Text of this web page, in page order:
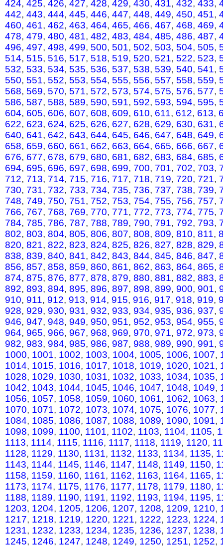
424, 425, 426, 427, 428, 429, 430, 431, 432, 433,
442, 443, 444, 445, 446, 447, 448, 449, 450, 451,
460, 461, 462, 463, 464, 465, 466, 467, 468, 469,
478, 479, 480, 481, 482, 483, 484, 485, 486, 487,
496, 497, 498, 499, 500, 501, 502, 503, 504, 505,
514, 515, 516, 517, 518, 519, 520, 521, 522, 523,
532, 533, 534, 535, 536, 537, 538, 539, 540, 541,
550, 551, 552, 553, 554, 555, 556, 557, 558, 559,
568, 569, 570, 571, 572, 573, 574, 575, 576, 577,
586, 587, 588, 589, 590, 591, 592, 593, 594, 595,
604, 605, 606, 607, 608, 609, 610, 611, 612, 613,
622, 623, 624, 625, 626, 627, 628, 629, 630, 631,
640, 641, 642, 643, 644, 645, 646, 647, 648, 649,
658, 659, 660, 661, 662, 663, 664, 665, 666, 667,
676, 677, 678, 679, 680, 681, 682, 683, 684, 685,
694, 695, 696, 697, 698, 699, 700, 701, 702, 703,
712, 713, 714, 715, 716, 717, 718, 719, 720, 721,
730, 731, 732, 733, 734, 735, 736, 737, 738, 739,
748, 749, 750, 751, 752, 753, 754, 755, 756, 757,
766, 767, 768, 769, 770, 771, 772, 773, 774, 775,
784, 785, 786, 787, 788, 789, 790, 791, 792, 793,
802, 803, 804, 805, 806, 807, 808, 809, 810, 811,
820, 821, 822, 823, 824, 825, 826, 827, 828, 829,
838, 839, 840, 841, 842, 843, 844, 845, 846, 847,
856, 857, 858, 859, 860, 861, 862, 863, 864, 865,
874, 875, 876, 877, 878, 879, 880, 881, 882, 883,
892, 893, 894, 895, 896, 897, 898, 899, 900, 901,
910, 911, 912, 913, 914, 915, 916, 917, 918, 919,
928, 929, 930, 931, 932, 933, 934, 935, 936, 937,
946, 947, 948, 949, 950, 951, 952, 953, 954, 955,
964, 965, 966, 967, 968, 969, 970, 971, 972, 973,
982, 983, 984, 985, 986, 987, 988, 989, 990, 991,
1000, 1001, 1002, 1003, 1004, 1005, 1006, 1007,
1014, 1015, 1016, 1017, 1018, 1019, 1020, 1021,
1028, 1029, 1030, 1031, 1032, 1033, 1034, 1035,
1042, 1043, 1044, 1045, 1046, 1047, 1048, 1049,
1056, 1057, 1058, 1059, 1060, 1061, 1062, 1063,
1070, 1071, 1072, 1073, 1074, 1075, 1076, 1077,
1084, 1085, 1086, 1087, 1088, 1089, 1090, 1091,
1098, 1099, 1100, 1101, 1102, 1103, 1104, 1105,
1113, 1114, 1115, 1116, 1117, 1118, 1119, 1120,
1128, 1129, 1130, 1131, 1132, 1133, 1134, 1135,
1143, 1144, 1145, 1146, 1147, 1148, 1149, 1150,
1158, 1159, 1160, 1161, 1162, 1163, 1164, 1165,
1173, 1174, 1175, 1176, 1177, 1178, 1179, 1180,
1188, 1189, 1190, 1191, 1192, 1193, 1194, 1195,
1203, 1204, 1205, 1206, 1207, 1208, 1209, 1210,
1217, 1218, 1219, 1220, 1221, 1222, 1223, 1224,
1231, 1232, 1233, 1234, 1235, 1236, 1237, 1238,
1245, 1246, 1247, 1248, 1249, 1250, 1251, 1252,